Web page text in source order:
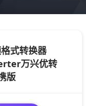
式转换器
万兴优转
版